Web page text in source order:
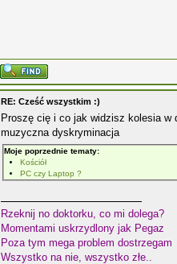
RE: Cześć wszystkim :)
Proszę cię i co jak widzisz kolesia
muzyczna dyskryminacja
Moje poprzednie tematy:
Kościół
PC czy Laptop ?
Rzeknij no doktorku, co mi dolega?
Momentami uskrzydlony jak Pegaz
Poza tym mega problem dostrzegam
Wszystko na nie, wszystko złe..